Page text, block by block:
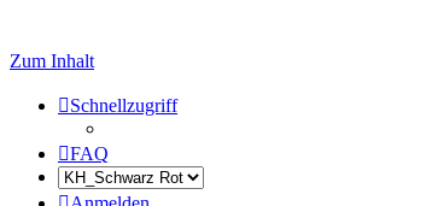
Zum Inhalt
Schnellzugriff
FAQ